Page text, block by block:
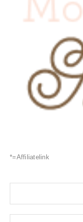
*=Affiliatelink